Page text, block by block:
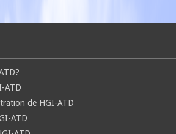
ATD
de HGI-ATD
ATD